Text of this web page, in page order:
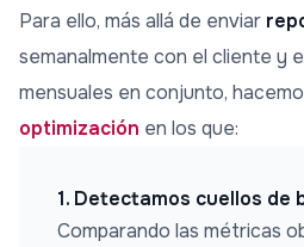
Para ello, más allá de enviar
semanalmente con el cliente y
mensuales en conjunto,
optimización en los que:
1. Detectamos cuellos de
Comparando las métricas